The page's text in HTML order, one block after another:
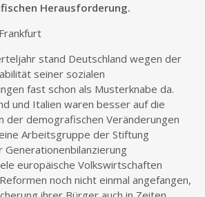
Herausforderung.
stand Deutschland wegen der
seiner sozialen
fast schon als Musterknabe da.
und Italien waren besser auf die
der demografischen Veränderungen
Arbeitsgruppe der Stiftung
europäische Volkswirtschaften
noch nicht einmal angefangen,